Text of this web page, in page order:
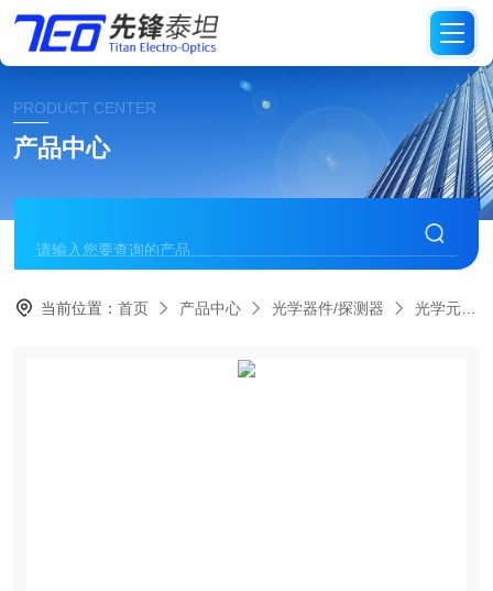
PRODUCT CENTER
产品中心
当前位置：首页 产品中心 光学器件/探测器 光学元件